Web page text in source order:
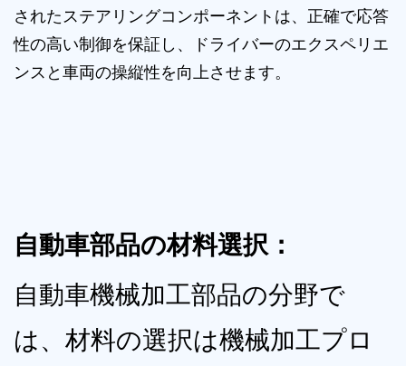
されたステアリングコンポーネントは、正確で応答
性の高い制御を保証し、ドライバーのエクスペリエ
ンスと車両の操縦性を向上させます。
自動車部品の材料選択：
自動車機械加工部品の分野で
は、材料の選択は機械加工プロ